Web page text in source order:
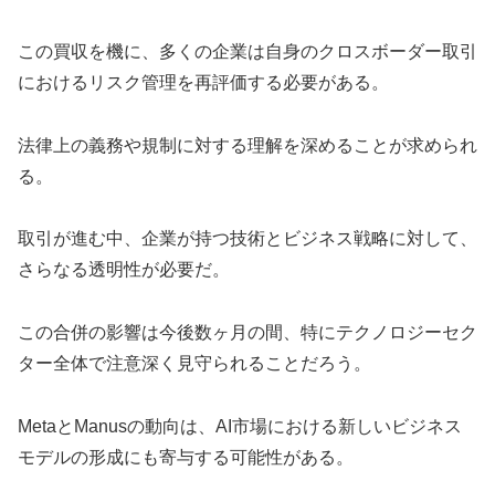
この買収を機に、多くの企業は自身のクロスボーダー取引
におけるリスク管理を再評価する必要がある。
法律上の義務や規制に対する理解を深めることが求められ
る。
取引が進む中、企業が持つ技術とビジネス戦略に対して、
さらなる透明性が必要だ。
この合併の影響は今後数ヶ月の間、特にテクノロジーセク
ター全体で注意深く見守られることだろう。
MetaとManusの動向は、AI市場における新しいビジネス
モデルの形成にも寄与する可能性がある。